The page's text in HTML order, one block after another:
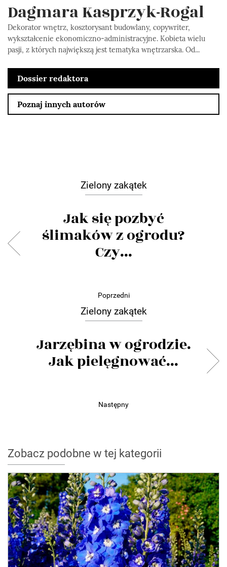
Dagmara Kasprzyk-Rogal
Dekorator wnętrz, kosztorysant budowlany, copywriter,
wykształcenie ekonomiczno-administracyjne. Kobieta wielu
pasji, z których największą jest tematyka wnętrzarska. Od...
Dossier redaktora
Poznaj innych autorów
Zielony zakątek
Jak się pozbyć
ślimaków z ogrodu?
Czy...
Poprzedni
Zielony zakątek
Jarzębina w ogrodzie.
Jak pielęgnować...
Następny
Zobacz podobne w tej kategorii